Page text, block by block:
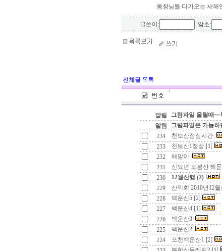
동창님들 다가오는 새해
글쓴이: 암호:
전체글 목록
알림
그림파일 올릴때~~
알림
그림파일은 가능
234
천보산점심시간
233
천보산1정상 [1]
232
해맏이
231
신묘년 도봉산 해
230
12월산행 (2)
229
산악회 2010년12
228
백운산5 [2]
227
백운산4 [1]
226
백운산3
225
백운산2
224
포천백운산1 [2]